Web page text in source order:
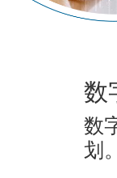
数
数
划。